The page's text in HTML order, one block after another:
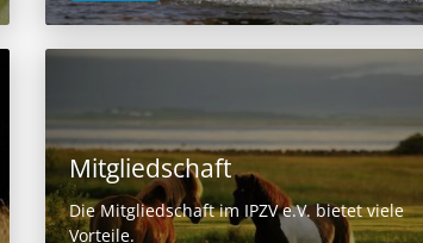
Mitgliedschaft
Die Mitgliedschaft im IPZV e.V. bietet viele
Vorteile.